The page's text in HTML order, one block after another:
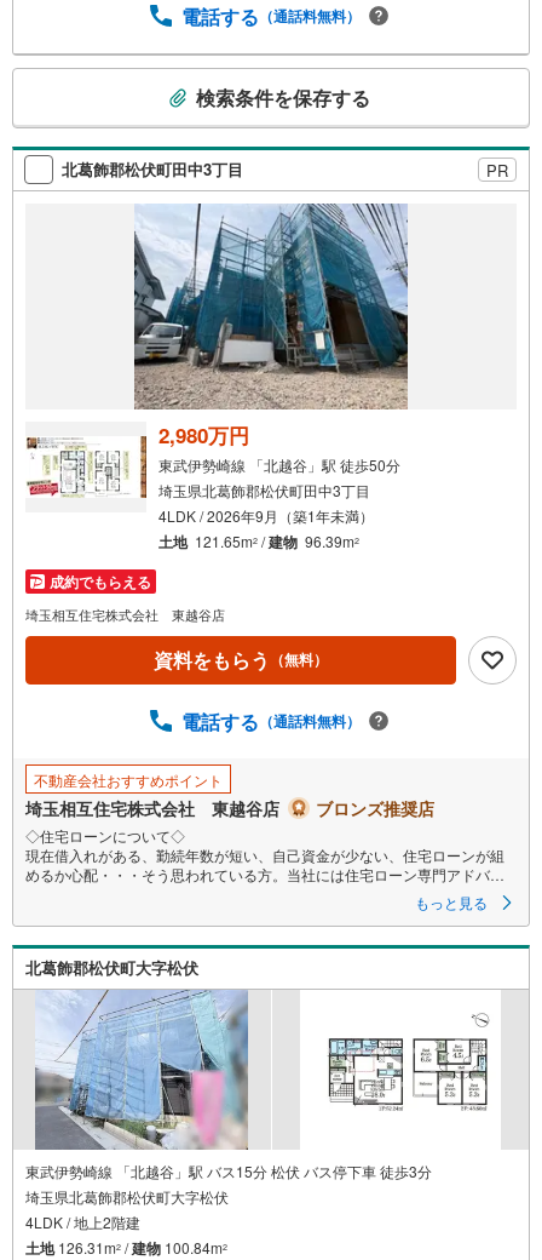
ームセミナーなども主催しており、大変ご好評頂いており
全安心な取引を一括サポートまた、白馬グループ各社（白
馬建設、大和建設、白馬メディケアサービス）と連携した
プラスアップサポートで住まい探しから引越し後のバック
アップまでご相談頂けます。・キッズスペースや授乳スペ
ース、おむつ替えベッド、を完備しておりますので、お子
様連れでもお気軽にお越し下さい。
電話する （通話料無料）
検
索
条
・
条
イ
ペ
ー
す
る
検索条件を保存する
北葛飾郡松伏町田中3丁目 PR
2,980万円
東武伊勢崎線 「北越谷」駅 徒歩50分
埼玉県北葛飾郡松伏町田中3丁目
4LDK / 2026年9月（築1年未満）
土地 121.65m2 /建物 96.39m2
成約でもらえる
埼玉相互住宅株式会社 東越谷店
資料をもらう （無料）
電話する （通話料無料）
不動産会社おすすめポイント
埼玉相互住宅株式会社 東越谷店 ブロンズ推奨店
◇住宅ローンについて◇
現在借入れがある、勤続年数が短い、自己資金が少ない、住宅ローンが組
めるか心配・・・そう思われている方。当社には住宅ローン専門アドバイ
◇買取保証付き売却システム◇
お住み替えでご自宅が売れない、不動産早期現金化をしたい、他社に販売
活動を依頼しているが売れない・・・そう思われている方。一定期間で成
約に至らなかった場合、予め設定させていただいた金額で当社が買取致し
越谷の戸建、土地、マンション買取は弊社まで！
◇ホットハート紹介制度◇
お知り合いの方を新たにご紹介いただき、ご契約になりますと素敵な特典
を差し上げます。
ご紹介者様には で10万円、ご契約者様にはダイソンサイクロン掃除機等を
プレゼント♪
（特典は当社一定基準を設けております。詳しくはお問合せ下さい）
◇お子様がいるお客様でも安心◇
キッズスペース完備。
チャイルドシートも完備しているので、必要の際はお声掛け下さい。
もっと見る
北葛飾郡松伏町大字松伏
東武伊勢崎線 「北越谷」駅 バス15分 松伏 バス停下車 徒歩3分
埼玉県北葛飾郡松伏町大字松伏
4LDK / 地上2階建
土地126.31m2 /建物 100.84m2